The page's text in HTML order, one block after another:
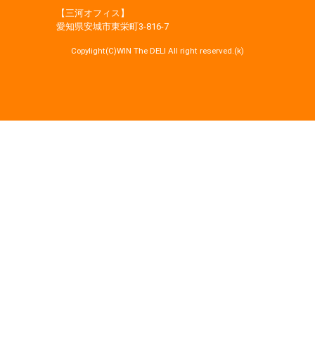
【三河オフィス】
愛知県安城市東栄町3‐816‐7
Copylight(C)WIN The DELI All right reserved.(k)